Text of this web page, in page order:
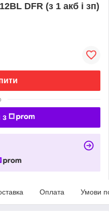
DFR (з 1 акб і зп)
з
Оплата Умови